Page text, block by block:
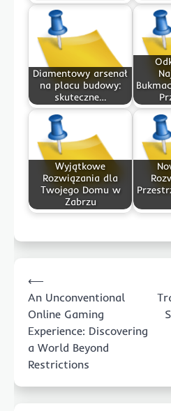
Diamentowy arsenał
na placu budowy:
skuteczne…
Wyjątkowe
Rozwiązania dla
Twojego Domu w
Zabrzu
navigation
⟵
An Unconventional
Online Gaming
Experience: Discovering
a World Beyond
Restrictions